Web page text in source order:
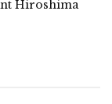
Hiroshima